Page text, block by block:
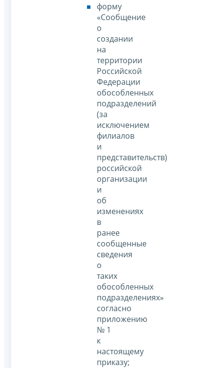
форму
«Сообщение
о
создании
на
территории
Российской
Федерации
обособленных
подразделений
(за
исключением
филиалов
и
представительств)
российской
организации
и
об
изменениях
в
ранее
сообщенные
сведения
о
таких
обособленных
подразделениях»
согласно
приложению
№ 1
к
настоящему
приказу;